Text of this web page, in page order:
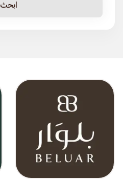
ابحث